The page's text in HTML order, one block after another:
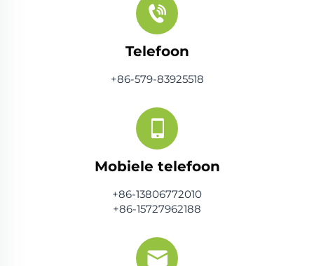
Telefoon
+86-579-83925518
Mobiele telefoon
+86-13806772010
+86-15727962188